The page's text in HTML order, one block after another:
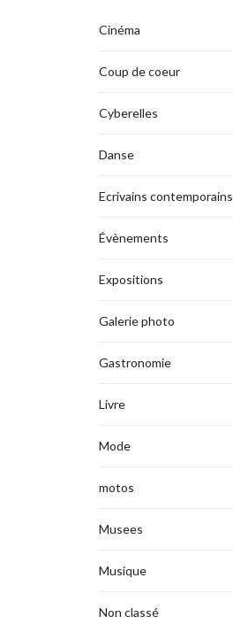
Cinéma
Coup de coeur
Cyberelles
Danse
Ecrivains contemporains
Évènements
Expositions
Galerie photo
Gastronomie
Livre
Mode
motos
Musees
Musique
Non classé